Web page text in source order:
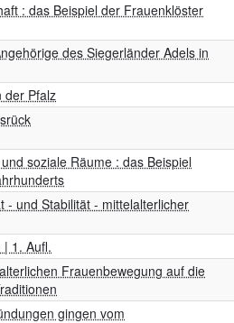
: das Beispiel der Frauenklöster
des Siegerländer Adels in
der Pfalz
soziale Räume : das Beispiel
- und Stabilität - mittelalterlicher
1. Aufl.
Frauenbewegung auf die
gingen vom